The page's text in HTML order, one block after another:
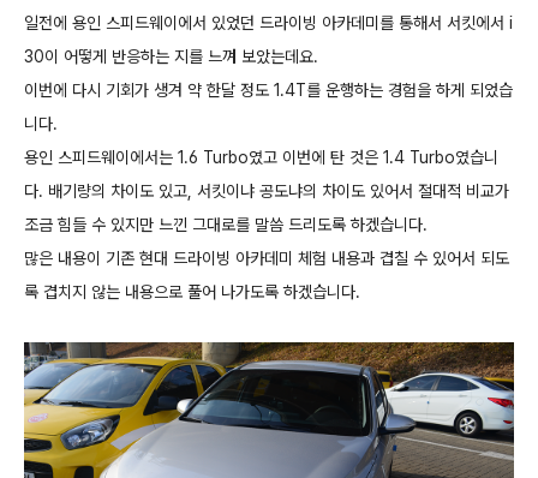
일전에 용인 스피드웨이에서 있었던 드라이빙 아카데미를 통해서 서킷에서 i
30이 어떻게 반응하는 지를 느껴 보았는데요.
이번에 다시 기회가 생겨 약 한달 정도 1.4T를 운행하는 경험을 하게 되었습
니다.
용인 스피드웨이에서는 1.6 Turbo였고 이번에 탄 것은 1.4 Turbo였습니
다. 배기량의 차이도 있고, 서킷이냐 공도냐의 차이도 있어서 절대적 비교가
조금 힘들 수 있지만 느낀 그대로를 말씀 드리도록 하겠습니다.
많은 내용이 기존 현대 드라이빙 아카데미 체험 내용과 겹칠 수 있어서 되도
록 겹치지 않는 내용으로 풀어 나가도록 하겠습니다.